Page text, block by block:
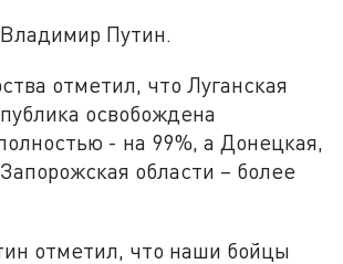
Путин.
отметил, что Луганская
освобождена
- на 99%, а Донецкая,
области – более
отметил, что наши бойцы